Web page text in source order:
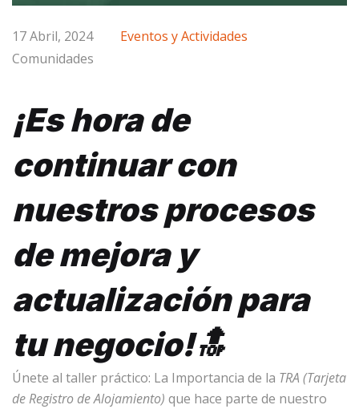
17 Abril, 2024
Eventos y Actividades
Comunidades
¡Es hora de
continuar con
nuestros procesos
de mejora y
actualización para
tu negocio!🔝
Únete al taller práctico: La Importancia de la TRA (Tarjeta
de Registro de Alojamiento) que hace parte de nuestro